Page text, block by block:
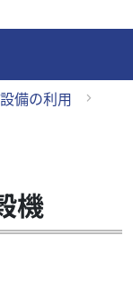
備の利用
機